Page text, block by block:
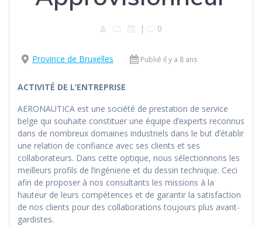
| 0
Province de Bruxelles Publié il y a 8 ans
ACTIVITÉ DE L’ENTREPRISE
AERONAUTICA est une société de prestation de service
belge qui souhaite constituer une équipe d’experts reconnus
dans de nombreux domaines industriels dans le but d’établir
une relation de confiance avec ses clients et ses
collaborateurs. Dans cette optique, nous sélectionnons les
meilleurs profils de l’ingénierie et du dessin technique. Ceci
afin de proposer à nos consultants les missions à la
hauteur de leurs compétences et de garantir la satisfaction
de nos clients pour des collaborations toujours plus avant-
gardistes.